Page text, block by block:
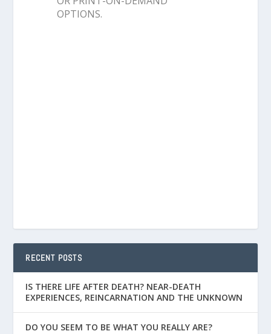
OPTIONS.
RECENT POSTS
IS THERE LIFE AFTER DEATH? NEAR-DEATH
EXPERIENCES, REINCARNATION AND THE UNKNOWN
DO YOU SEEM TO BE WHAT YOU REALLY ARE?